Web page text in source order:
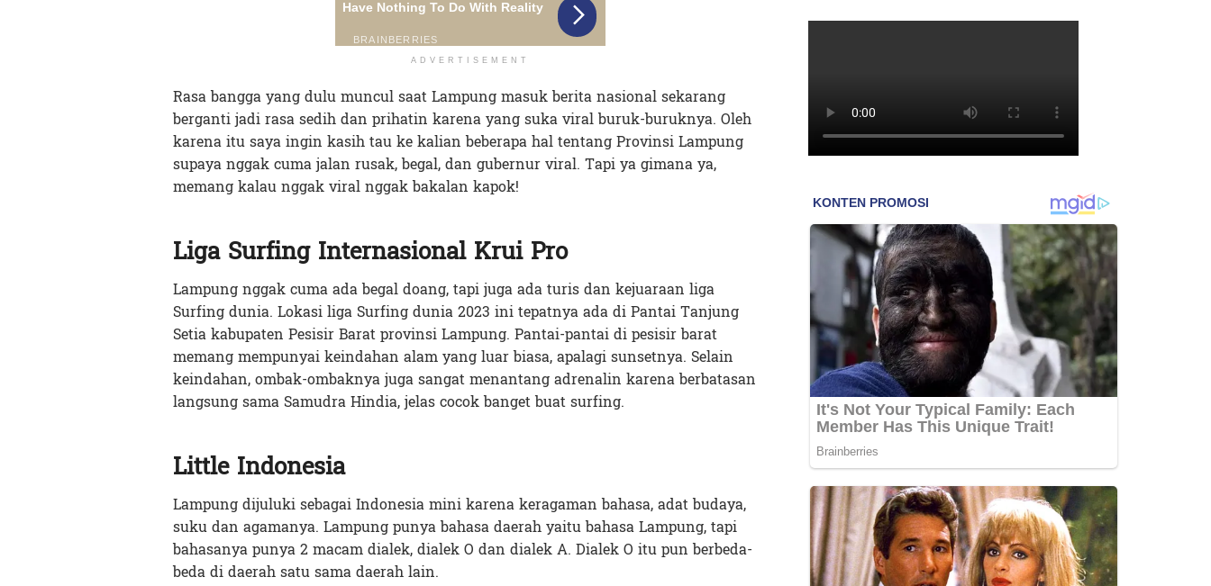
ADVERTISEMENT
Rasa bangga yang dulu muncul saat Lampung masuk berita nasional sekarang
berganti jadi rasa sedih dan prihatin karena yang suka viral buruk-buruknya. Oleh
karena itu saya ingin kasih tau ke kalian beberapa hal tentang Provinsi Lampung
supaya nggak cuma jalan rusak, begal, dan gubernur viral. Tapi ya gimana ya,
memang kalau nggak viral nggak bakalan kapok!
Liga Surfing Internasional Krui Pro
Lampung nggak cuma ada begal doang, tapi juga ada turis dan kejuaraan liga
Surfing dunia. Lokasi liga Surfing dunia 2023 ini tepatnya ada di Pantai Tanjung
Setia kabupaten Pesisir Barat provinsi Lampung. Pantai-pantai di pesisir barat
memang mempunyai keindahan alam yang luar biasa, apalagi sunsetnya. Selain
keindahan, ombak-ombaknya juga sangat menantang adrenalin karena berbatasan
langsung sama Samudra Hindia, jelas cocok banget buat surfing.
Little Indonesia
Lampung dijuluki sebagai Indonesia mini karena keragaman bahasa, adat budaya,
suku dan agamanya. Lampung punya bahasa daerah yaitu bahasa Lampung, tapi
bahasanya punya 2 macam dialek, dialek O dan dialek A. Dialek O itu pun berbeda-
beda di daerah satu sama daerah lain.